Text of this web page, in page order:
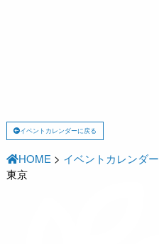
イベントカレンダーに戻る
HOME > イベントカレンダー
東京